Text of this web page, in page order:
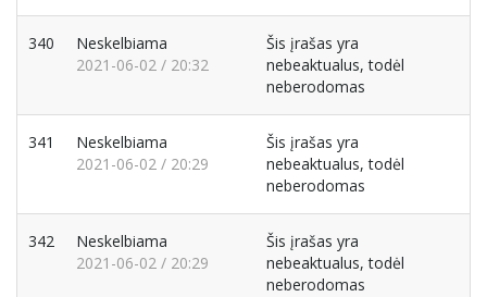
340
Neskelbiama
2021-06-02 / 20:32
Šis įrašas yra
nebeaktualus, todėl
neberodomas
341
Neskelbiama
2021-06-02 / 20:29
Šis įrašas yra
nebeaktualus, todėl
neberodomas
342
Neskelbiama
2021-06-02 / 20:29
Šis įrašas yra
nebeaktualus, todėl
neberodomas